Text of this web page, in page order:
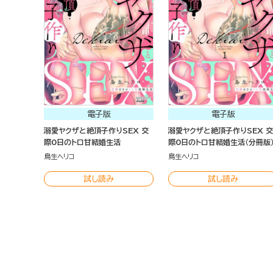
電子版
溺愛ヤクザと絶頂子作りSEX 交
際0日のトロ甘結婚生活
鳥生ヘリコ
試し読み
電子版
溺愛ヤクザと絶頂子作りSEX 交
際0日のトロ甘結婚生活（分冊版
鳥生ヘリコ
試し読み